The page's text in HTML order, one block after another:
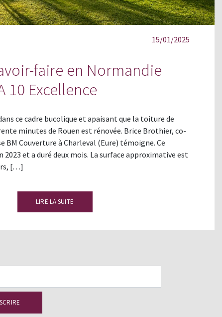
15/01/2025
faire en Normandie
10 Excellence
ce cadre bucolique et apaisant que la toiture de
minutes de Rouen est rénovée. Brice Brothier, co-
BM Couverture à Charleval (Eure) témoigne. Ce
2023 et a duré deux mois. La surface approximative est
[…]
LIRE LA SUITE